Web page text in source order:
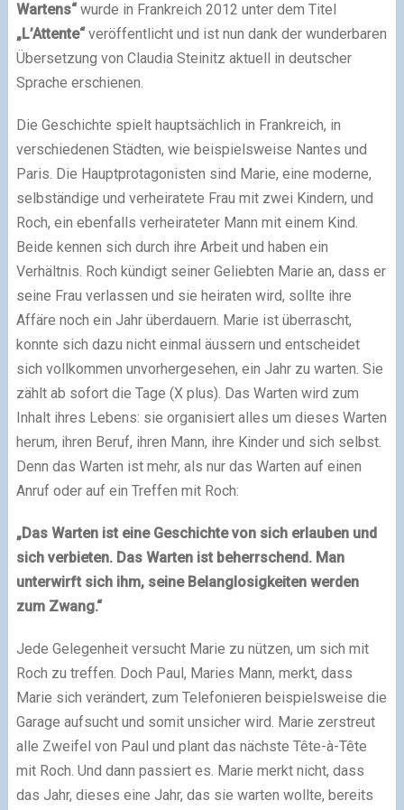
Wartens“wurde in Frankreich 2012 unter dem Titel
„L’Attente“veröffentlicht und ist nun dank der wunderbaren
Übersetzung von Claudia Steinitz aktuell in deutscher
Sprache erschienen.
Die Geschichte spielt hauptsächlich in Frankreich, in
verschiedenen Städten, wie beispielsweise Nantes und
Paris. Die Hauptprotagonisten sind Marie, eine moderne,
selbständige und verheiratete Frau mit zwei Kindern, und
Roch, ein ebenfalls verheirateter Mann mit einem Kind.
Beide kennen sich durch ihre Arbeit und haben ein
Verhältnis. Roch kündigt seiner Geliebten Marie an, dass er
seine Frau verlassen und sie heiraten wird, sollte ihre
Affäre noch ein Jahr überdauern. Marie ist überrascht,
konnte sich dazu nicht einmal äussern und entscheidet
sich vollkommen unvorhergesehen, ein Jahr zu warten. Sie
zählt ab sofort die Tage (X plus). Das Warten wird zum
Inhalt ihres Lebens: sie organisiert alles um dieses Warten
herum, ihren Beruf, ihren Mann, ihre Kinder und sich selbst.
Denn das Warten ist mehr, als nur das Warten auf einen
Anruf oder auf ein Treffen mit Roch:
„Das Warten ist eine Geschichte von sich erlauben und
sich verbieten. Das Warten ist beherrschend. Man
unterwirft sich ihm, seine Belanglosigkeiten werden
zum Zwang.“
Jede Gelegenheit versucht Marie zu nützen, um sich mit
Roch zu treffen. Doch Paul, Maries Mann, merkt, dass
Marie sich verändert, zum Telefonieren beispielsweise die
Garage aufsucht und somit unsicher wird. Marie zerstreut
alle Zweifel von Paul und plant das nächste Tête-à-Tête
mit Roch. Und dann passiert es. Marie merkt nicht, dass
das Jahr, dieses eine Jahr, das sie warten wollte, bereits